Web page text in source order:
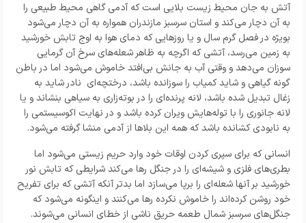
آتش به جان محیط زیست بلایی است که آدمی گاهی محیط طبیعی را
به آن دچار می‌کند و استان سرسبز مازندران همواره به آن دچار می‌شود
بویژه در فصل گرم سال و یا روزهایی که دمای هوا به اوج تابش خورشید
به زمین می‌رسد، آتشی که اگرچه به ظاهر شعله‌های سرخ آن گرمایی
سوزان می‌دهد و وقتی آب به جانش بی‌افتد خاموش می‌شود اما در باطن
گونه گیاهی و شاید کمیاب را سوزانده باشد، درختچه‌ای نادر شاید به
زغال تبدیل شده باشد، لانه پرنده‌ای را در بوته‌زاری به سیاهی بنشاند و یا
لانه جانوری را با توله‌هایش ویران کرده باشد و در نهایت اکوسیستمی را
به نابودی کشانده باشد که همه این بلاها از آدمی منشا گرفته می‌شود.
انسانی ‌که برای سپری کردن اوقات خود وارد حریم زیستی می‌شود اما
بطری‌های فلزی و شیشه‌‌ای را در جنگل رها می‌کند شرایطی که تابش نور
خورشید بر آنها شعله‌ای را برپا می‌سازد اما بدتر آنکه آتشی که برای تفریح
خود روشن کرده‌اند را خاموش نکرده رها می‌کنند و اینگونه می‌شود که
جنگل‌های سرسبز شمال طعمه حریق ناشی از خطای انسانی می‌شوند.